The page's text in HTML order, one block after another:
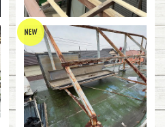
波板交換工事
台風で傷んだテラス屋根を復旧！
頑丈ビス固定で風雨に強い安心施
工&#…